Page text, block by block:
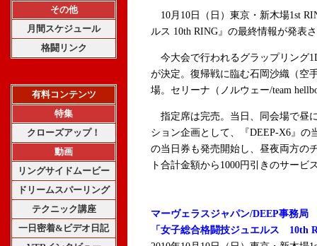
その他
月間スケジュール
格闘リンク
有料コンテンツ
特集
クローズアップ！
動画
リングサイドムービー
ドリームスパーリング
テクニック講座
一日密着&ビデオ日記
10月10日（日）東京・新木場1st
ルス 10th RING』の最終情報が発表
今大会で行われるグラップリング
が決定。復帰戦に臨む石岡沙織（空
場。セリーナ（ノルウェー/team
指定席は完売。当日、同会場で昼
ション企画として、『DEEP-X6』の
の当日券も発売開始し、昼夜両方の
ト合計金額から1000円引きのサー
マーヴェラスジャパン/DEEP事務局
「女子総合格闘技ジュエルス 10th